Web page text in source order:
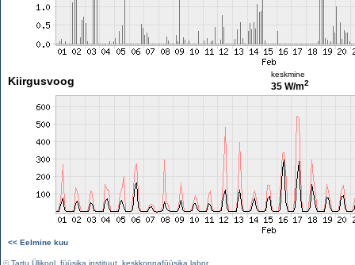
Kiirgusvoog
keskmine
35 W/m2
<< Eelmine kuu
©Tartu Ülikool füüsika instituut keskkonnafüüsika labor